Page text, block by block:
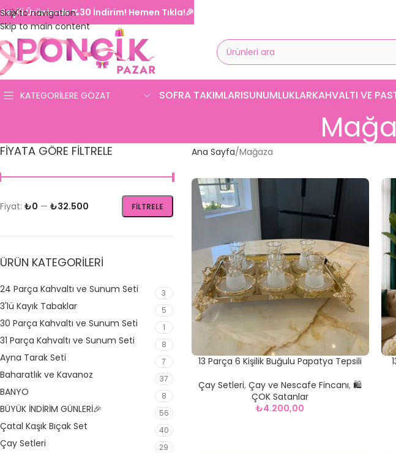
Skip to navigation
Skip to main content
KATEGORILERE GÖZAT SOFRA TAKIMLARISUNUMLUKLARKAHVALTI VE
FIYATA GÖRE FILTRELE
FILTRELE
Fiyat: ₺0 — ₺32.500
ÜRÜN KATEGORILERI
24 Parça Kahvaltı ve Sunum Seti 3
3'lü Kayık Tabaklar 5
30 Parça Kahvaltı ve Sunum Seti 1
31 Parça Kahvaltı ve Sunum Seti 8
Ayna Tarak Seti 7
Baharatlık ve Kavanoz 37
BANYO 8
BÜYÜK İNDİRİM GÜNLERİ🎉 56
Çatal Kaşık Bıçak Set 40
Çay Setleri 29
Ana Sayfa Mağaza
13 Parça 6 Kişilik Buğulu Papatya Tepsili
Çay Setleri,Çay ve Nescafe Fincanı, 🛍️
ÇOK Satanlar
₺4.200,00
Seçili Ürünlerde %30 İndirim! Hemen Tıkla!🎉